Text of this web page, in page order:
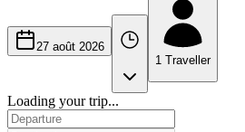
27 août 2026
1 Traveller
Loading your trip...